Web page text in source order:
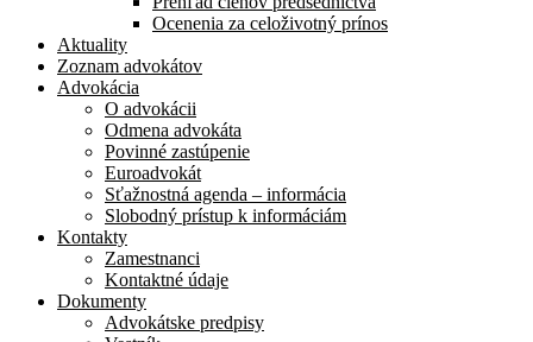
Ocenenia za celoživotný prínos
Aktuality
Zoznam advokátov
Advokácia
O advokácii
Odmena advokáta
Povinné zastúpenie
Euroadvokát
Sťažnostná agenda – informácia
Slobodný prístup k informáciám
Kontakty
Zamestnanci
Kontaktné údaje
Dokumenty
Advokátske predpisy